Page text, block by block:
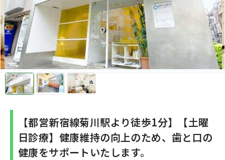
【都営新宿線菊川駅より徒歩1分】【土曜
日診療】健康維持の向上のため、歯と口の
健康をサポートいたします。